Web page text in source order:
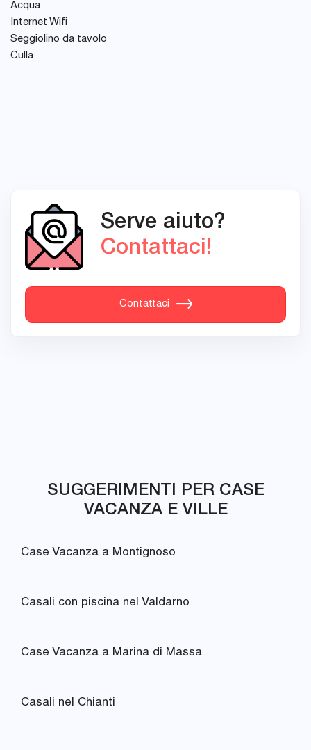
Acqua
Internet Wifi
Seggiolino da tavolo
Culla
Serve aiuto?
Contattaci!
Contattaci
SUGGERIMENTI PER CASE
VACANZA E VILLE
Case Vacanza a Montignoso
Casali con piscina nel Valdarno
Case Vacanza a Marina di Massa
Casali nel Chianti